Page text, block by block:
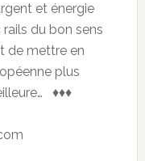
et énergie
rails du bon sens
de mettre en
plus
♦♦♦